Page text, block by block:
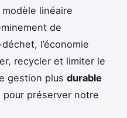
linéaire
de
l’économie
recycler et limiter le
gestion plus durable
préserver notre